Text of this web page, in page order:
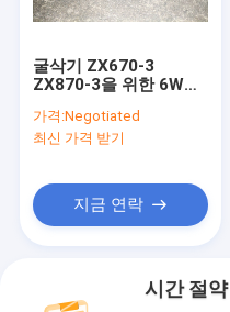
굴삭기 ZX670-3
ZX870-3을 위한 6WG1
분사기 1550-2900
8982592900
가격:Negotiated
최신 가격 받기
지금 연락
시간 절약